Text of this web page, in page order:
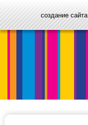
создание сайта